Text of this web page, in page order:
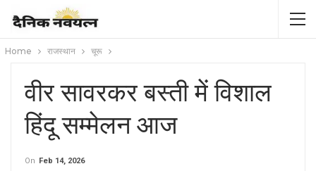
Home राजस्थान चूरू
वीर सावरकर बस्ती में विशाल
हिंदू सम्मेलन आज
On Feb 14, 2026